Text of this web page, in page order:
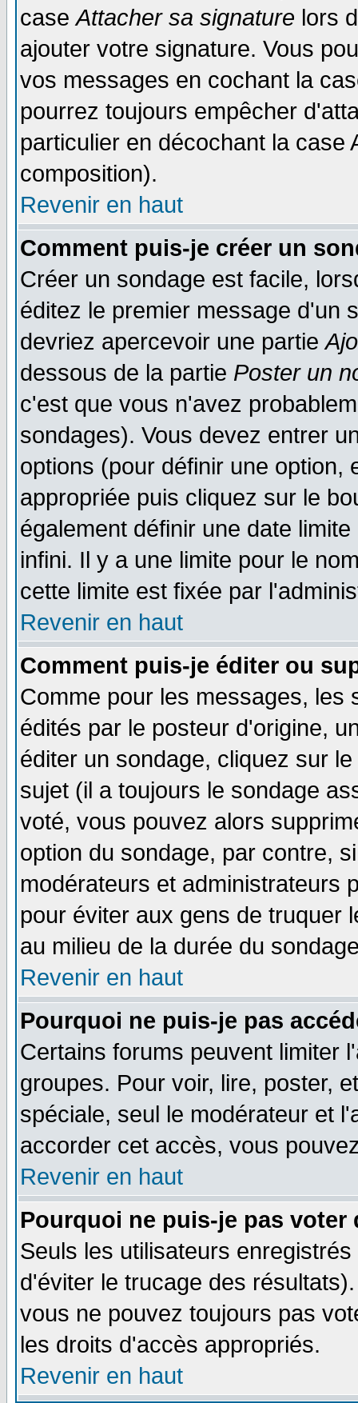
caseAttacher sa signature lors
ajouter votre signature. Vous
vos messages en cochant la
pourrez toujours empêcher
particulier en décochant la
composition).
Revenir en haut
Comment puis-je créer un
Créer un sondage est facile,
éditez le premier message d'un
devriez apercevoir une partie
dessous de la partie Poster un
c'est que vous n'avez
sondages). Vous devez entrer
options (pour définir une option,
appropriée puis cliquez sur le
également définir une date
infini. Il y a une limite pour le
cette limite est fixée par
Revenir en haut
Comment puis-je éditer ou
Comme pour les messages, les
édités par le posteur d'origine,
éditer un sondage, cliquez sur
sujet (il a toujours le sondage
voté, vous pouvez alors
option du sondage, par contre,
modérateurs et administrateurs
pour éviter aux gens de truquer
au milieu de la durée du
Revenir en haut
Pourquoi ne puis-je pas
Certains forums peuvent limiter
groupes. Pour voir, lire, poster,
spéciale, seul le modérateur et
accorder cet accès, vous
Revenir en haut
Pourquoi ne puis-je pas voter
Seuls les utilisateurs
d'éviter le trucage des
vous ne pouvez toujours pas
les droits d'accès appropriés.
Revenir en haut